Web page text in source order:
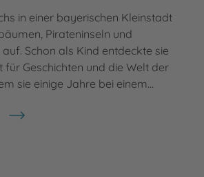
in einer bayerischen Kleinstadt
Pirateninseln und
Schon als Kind entdeckte sie
für Geschichten und die Welt der
sie einige Jahre bei einem…